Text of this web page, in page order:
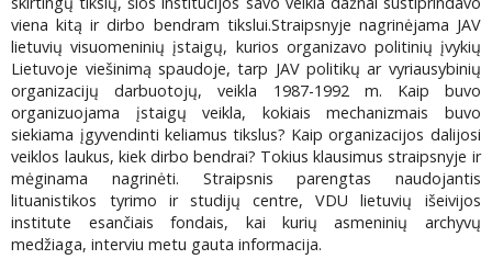
viena kitą ir dirbo bendram tikslui.Straipsnyje nagrinėjama JAV
lietuvių visuomeninių įstaigų, kurios organizavo politinių įvykių
Lietuvoje viešinimą spaudoje, tarp JAV politikų ar vyriausybinių
organizacijų darbuotojų, veikla 1987-1992 m. Kaip buvo
organizuojama įstaigų veikla, kokiais mechanizmais buvo
siekiama įgyvendinti keliamus tikslus? Kaip organizacijos dalijosi
veiklos laukus, kiek dirbo bendrai? Tokius klausimus straipsnyje ir
mėginama nagrinėti. Straipsnis parengtas naudojantis
lituanistikos tyrimo ir studijų centre, VDU lietuvių išeivijos
institute esančiais fondais, kai kurių asmeninių archyvų
medžiaga, interviu metu gauta informacija.